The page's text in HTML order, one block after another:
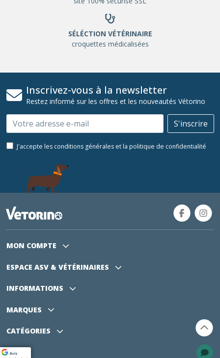
SÉLÉCTION VÉTÉRINAIRE
croquettes médicalisées
Inscrivez-vous à la newsletter
Restez informé sur les offres et les nouveautés Vétorino
Email S'inscrire
J'accepte les conditions générales et la politique de confidentialité
MON COMPTE
ESPACE ASV & VÉTÉRINAIRES
INFORMATIONS
MARQUES
CATÉGORIES